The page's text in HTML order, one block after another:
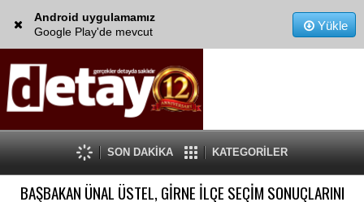
Android uygulamamız
Google Play'de mevcut
Yükle
SON DAKİKA KATEGORİLER
BAŞBAKAN ÜNAL ÜSTEL, GİRNE İLÇE SEÇİM SONUÇLARINI